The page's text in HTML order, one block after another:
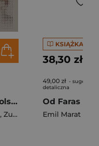
Terrain Vague w Polsce Nieoczy
, Zuchowicz Zofia
KSIĄŻKA
38,30 zł
49,00 zł -
detaliczna
Emil Marat